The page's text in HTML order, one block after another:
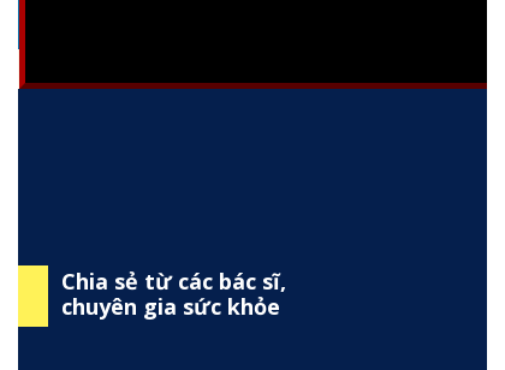
Chia sẻ từ các bác sĩ,
chuyên gia sức khỏe